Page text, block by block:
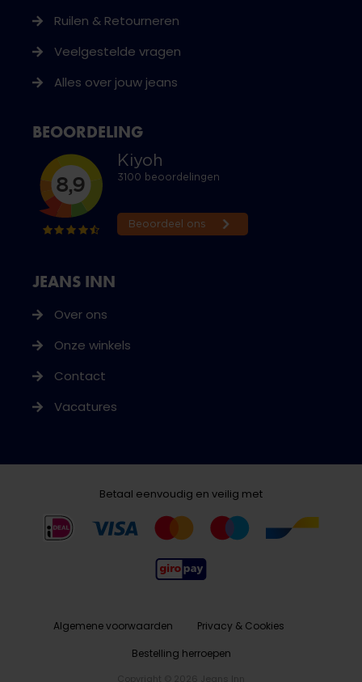
JEANS INN
Over ons
Onze winkels
Contact
Vacatures
Ruilen & Retourneren
Veelgestelde vragen
Alles over jouw jeans
BEOORDELING
Betaal eenvoudig en veilig met
Algemene voorwaarden
Privacy & Cookies
Bestelling herroepen